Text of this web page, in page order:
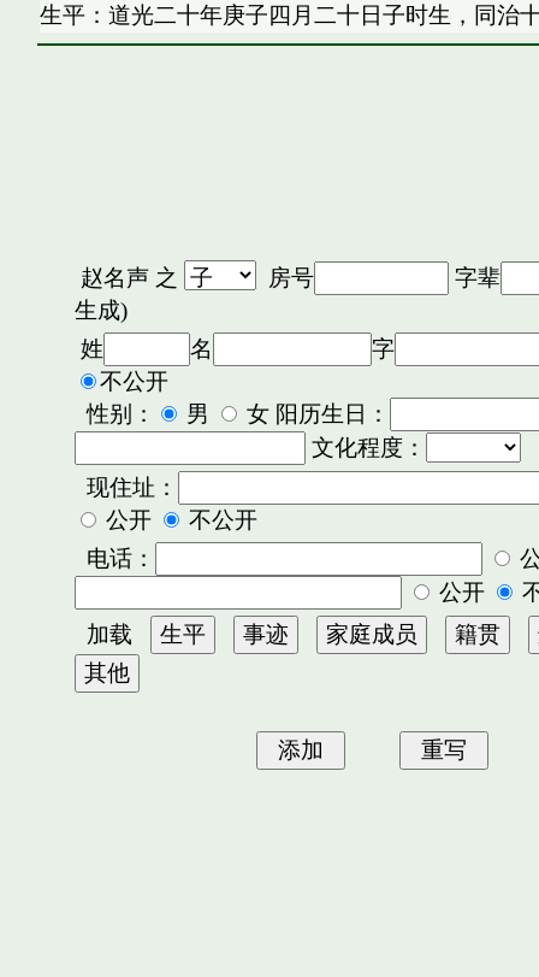
生平：道光二十年庚子四月二十日子时生，同治
赵名声之 房号
字辈
生成)
姓
名
字
不公开
性别：
男
女 阳历生日：
文化程度：
现住址：
公开
不公开
电话：
公开
加载